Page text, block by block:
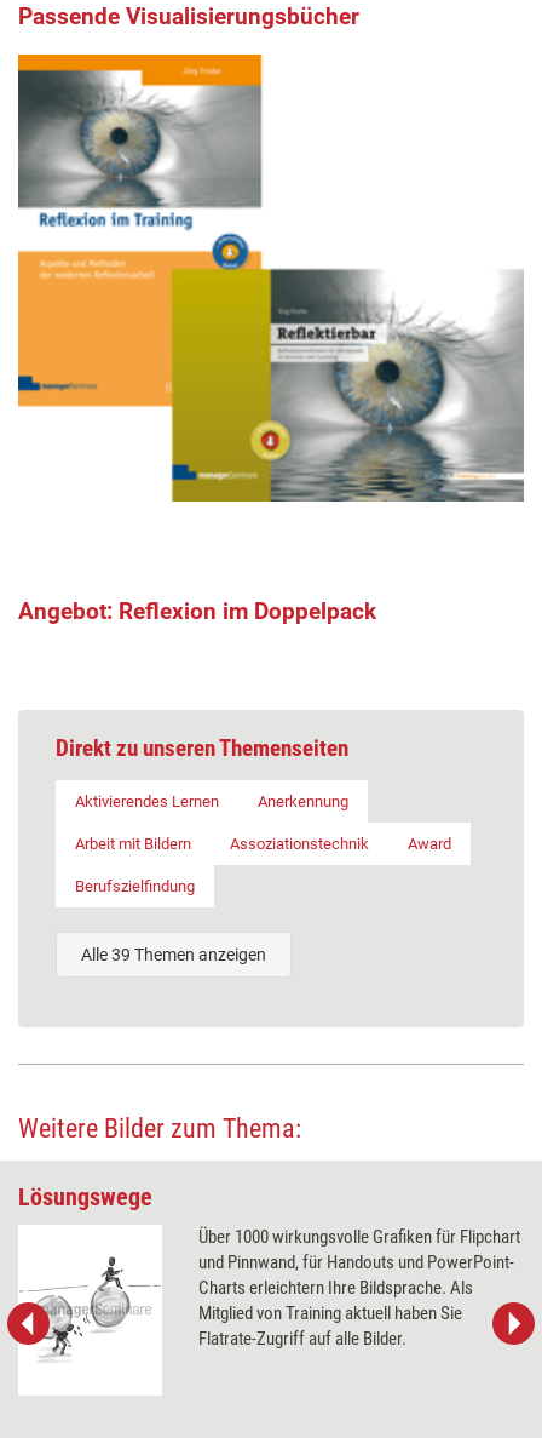
Passende Visualisierungsbücher
Angebot: Reflexion im Doppelpack
Direkt zu unseren Themenseiten
Aktivierendes Lernen Anerkennung
Arbeit mit Bildern Assoziationstechnik Award
Berufszielfindung
Alle 39 Themen anzeigen
Weitere Bilder zum Thema:
Lösungswege
Über 1000 wirkungsvolle Grafiken für Flipchart
und Pinnwand, für Handouts und PowerPoint-
Charts erleichtern Ihre Bildsprache. Als
Mitglied von Training aktuell haben Sie
Flatrate-Zugriff auf alle Bilder.